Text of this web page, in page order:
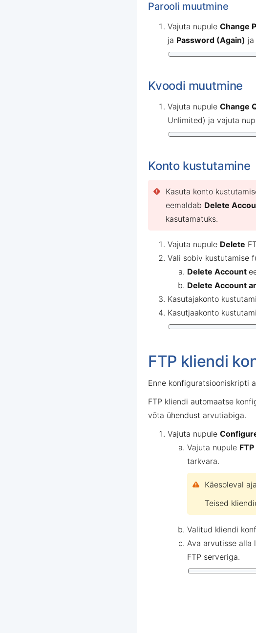
Parooli muutmine
Vajuta nupule Change
ja Password (Again)
Kvoodi muutmine
Vajuta nupule Change
Unlimited) ja vajuta
Konto kustutamine
Kasuta konto
eemaldab Delete
kasutamatuks.
Vajuta nupule Delete
Vali sobiv kustutamise
Delete Account
Delete Account
Kasutajakonto
Kasutjaakonto
FTP kliendi
Enne konfiguratsiooniskripti
FTP kliendi automaatse
võta ühendust arvutiabiga.
Vajuta nupule
Vajuta nupule
tarkvara.
Käesoleval
Teised
Valitud kliendi
Ava arvutisse alla
FTP serveriga.